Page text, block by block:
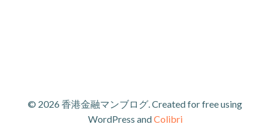
© 2026 香港金融マンブログ. Created for free using
WordPress andColibri